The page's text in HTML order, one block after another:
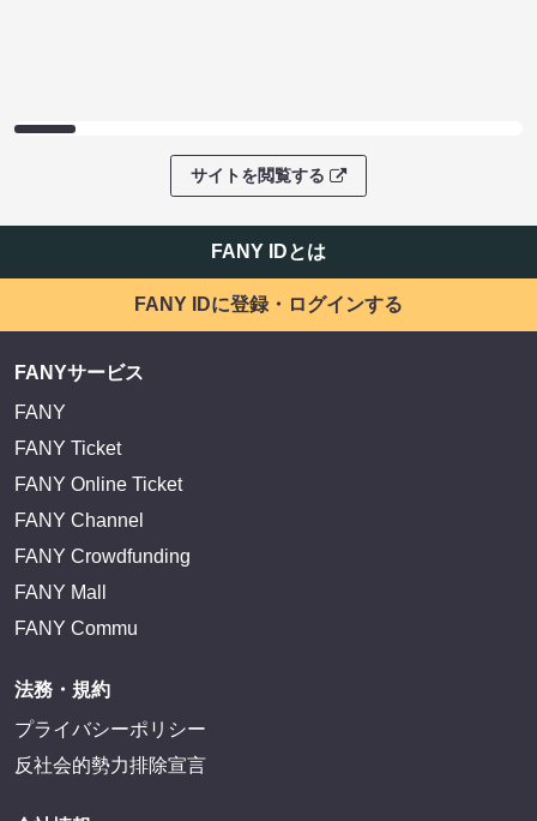
サイトを閲覧する
FANY IDとは
FANY IDに登録・ログインする
FANYサービス
FANY
FANY Ticket
FANY Online Ticket
FANY Channel
FANY Crowdfunding
FANY Mall
FANY Commu
法務・規約
プライバシーポリシー
反社会的勢力排除宣言